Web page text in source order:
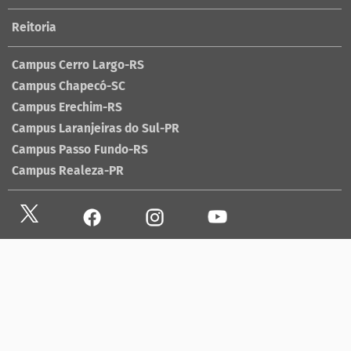
Reitoria
Campus Cerro Largo-RS
Campus Chapecó-SC
Campus Erechim-RS
Campus Laranjeiras do Sul-PR
Campus Passo Fundo-RS
Campus Realeza-PR